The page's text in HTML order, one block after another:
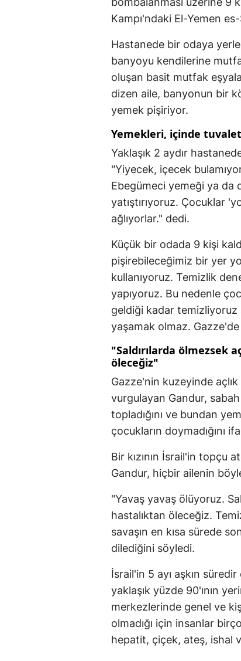
Kampı'ndaki El-Yemen
Hastanede bir odaya
banyoyu kendilerine
oluşan basit mutfak
dizen aile, banyonun bir
yemek pişiriyor.
Yemekleri, içinde
Yaklaşık 2 aydır
"Yiyecek, içecek
Ebegümeci yemeği ya da
yatıştırıyoruz. Çocuklar
ağlıyorlar." dedi.
Küçük bir odada 9 kişi
pişirebileceğimiz bir yer
kullanıyoruz. Temizlik
yapıyoruz. Bu nedenle
geldiği kadar temizliyoruz
yaşamak olmaz.
"Saldırılarda ölmezsek
öleceğiz"
Gazze'nin kuzeyinde
vurgulayan Gandur,
topladığını ve bundan
çocukların doymadığını
Bir kızının İsrail'in topçu
Gandur, hiçbir ailenin
"Yavaş yavaş ölüyoruz.
hastalıktan öleceğiz.
savaşın en kısa sürede
dilediğini söyledi.
İsrail'in 5 ayı aşkın
yaklaşık yüzde 90'ının
merkezlerinde genel ve
olmadığı için insanlar
hepatit, çiçek, ateş, ishal